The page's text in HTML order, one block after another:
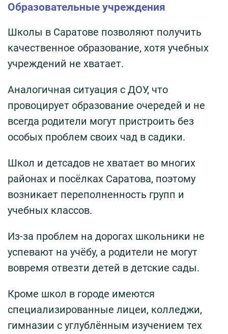
Образовательные учреждения
Школы в Саратове позволяют получить
качественное образование, хотя учебных
учреждений не хватает.
Аналогичная ситуация с ДОУ, что
провоцирует образование очередей и не
всегда родители могут пристроить без
особых проблем своих чад в садики.
Школ и детсадов не хватает во многих
районах и посёлках Саратова, поэтому
возникает переполненность групп и
учебных классов.
Из-за проблем на дорогах школьники не
успевают на учёбу, а родители не могут
вовремя отвезти детей в детские сады.
Кроме школ в городе имеются
специализированные лицеи, колледжи,
гимназии с углублённым изучением тех